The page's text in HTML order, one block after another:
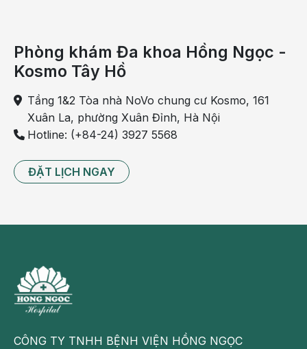
Ngất xỉu
do những tín hiệu thần kinh được truyền nhịp nhàng
Lúc đó tim sẽ đập rất chậm, không đủ khả năng đưa
máu và dưỡng khí lên nuôi bộ não. Ngược lại, vì một
lần trong một phút), khả năng bơm máu lên não của
Phòng khám Đa khoa Hồng Ngọc -
Kosmo Tây Hồ
Tầng 1&2 Tòa nhà NoVo chung cư Kosmo, 161
Xuân La, phường Xuân Đỉnh, Hà Nội
Hotline: (+84-24) 3927 5568
ĐẶT LỊCH NGAY
CÔNG TY TNHH BỆNH VIỆN HỒNG NGỌC